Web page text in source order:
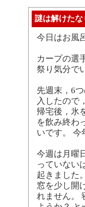
謎は解けたな
今日はお風
カープの選
祭り気分で
先週末，6
入したので
帰宅後，氷
を飲み終わ
いです。 今
今週は月曜
っていない
起きました
窓を少し開
れません。